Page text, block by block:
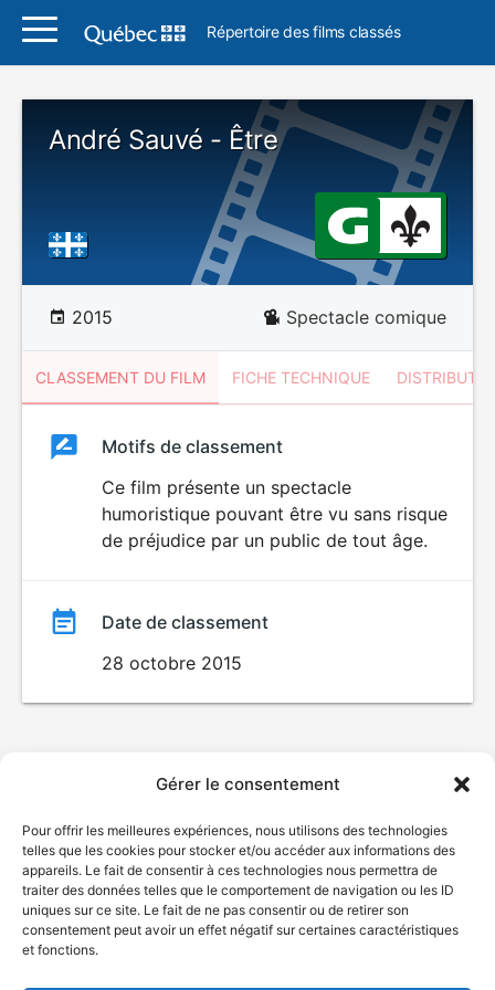
Gérer le consentement
Pour offrir les meilleures expériences, nous utilisons des technologies
telles que les cookies pour stocker et/ou accéder aux informations des
appareils. Le fait de consentir à ces technologies nous permettra de
traiter des données telles que le comportement de navigation ou les ID
uniques sur ce site. Le fait de ne pas consentir ou de retirer son
consentement peut avoir un effet négatif sur certaines caractéristiques
et fonctions.
Répertoire des films classés
André Sauvé - Être
2015 Spectacle comique
CLASSEMENT DU FILM FICHE TECHNIQUE
ClassementClassement
Motifs de classement
Ce film présente un spectacle
humoristique pouvant être vu sans risque
de préjudice par un public de tout âge.
Date de classement
28 octobre 2015